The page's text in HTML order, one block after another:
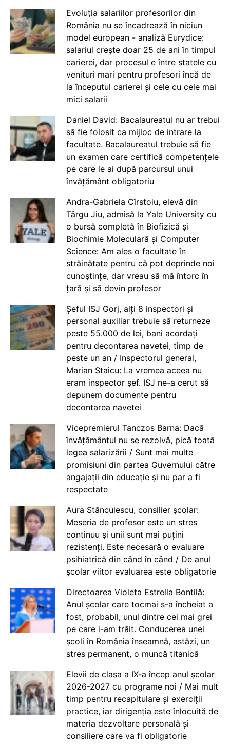
Evoluția salariilor profesorilor din
România nu se încadrează în niciun
model european - analiză Eurydice:
salariul crește doar 25 de ani în timpul
carierei, dar procesul e între statele cu
venituri mari pentru profesori încă de
la începutul carierei și cele cu cele mai
mici salarii
Daniel David: Bacalaureatul nu ar trebui
să fie folosit ca mijloc de intrare la
facultate. Bacalaureatul trebuie să fie
un examen care certifică competențele
pe care le ai după parcursul unui
învățământ obligatoriu
Andra-Gabriela Cîrstoiu, elevă din
Târgu Jiu, admisă la Yale University cu
o bursă completă în Biofizică și
Biochimie Moleculară și Computer
Science: Am ales o facultate în
străinătate pentru că pot deprinde noi
cunoștințe, dar vreau să mă întorc în
țară și să devin profesor
Șeful ISJ Gorj, alți 8 inspectori și
personal auxiliar trebuie să returneze
peste 55.000 de lei, bani acordați
pentru decontarea navetei, timp de
peste un an / Inspectorul general,
Marian Staicu: La vremea aceea nu
eram inspector șef. ISJ ne-a cerut să
depunem documente pentru
decontarea navetei
Vicepremierul Tanczos Barna: Dacă
învățământul nu se rezolvă, pică toată
legea salarizării / Sunt mai multe
promisiuni din partea Guvernului către
angajații din educație și nu par a fi
respectate
Aura Stănculescu, consilier școlar:
Meseria de profesor este un stres
continuu și unii sunt mai puțini
rezistenți. Este necesară o evaluare
psihiatrică din când în când / De anul
școlar viitor evaluarea este obligatorie
Directoarea Violeta Estrella Bontilă:
Anul școlar care tocmai s-a încheiat a
fost, probabil, unul dintre cei mai grei
pe care i-am trăit. Conducerea unei
școli în România înseamnă, astăzi, un
stres permanent, o muncă titanică
Elevii de clasa a IX-a încep anul școlar
2026-2027 cu programe noi / Mai mult
timp pentru recapitulare și exerciții
practice, iar dirigenția este înlocuită de
materia dezvoltare personală și
consiliere care va fi obligatorie